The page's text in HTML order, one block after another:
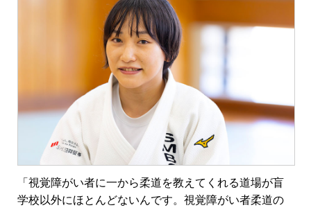
「視覚障がい者に一から柔道を教えてくれる道場が盲
学校以外にほとんどないんです。視覚障がい者柔道の